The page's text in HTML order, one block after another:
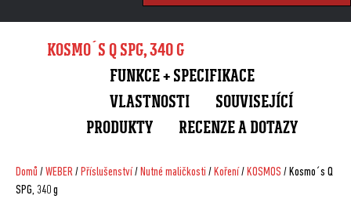
KOSMO´S Q SPG, 340 G
FUNKCE + SPECIFIKACE
VLASTNOSTI
SOUVISEJÍCÍ
PRODUKTY
RECENZE A DOTAZY
Domů /WEBER/ Příslušenství/ Nutné maličkosti / Koření/ KOSMOS / Kosmo´s Q
SPG, 340 g